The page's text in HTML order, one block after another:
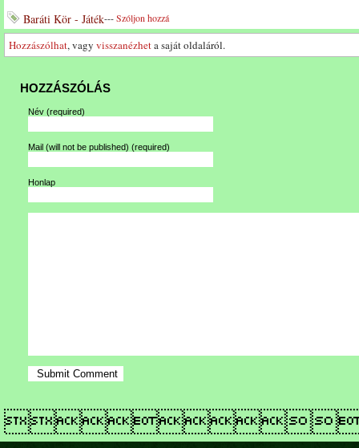
Baráti Kör - Játék---Szóljon hozzá
Hozzászólhat, vagy visszanézheta saját oldaláról.
HOZZÁSZÓLÁS
Név (required)
Mail (will not be published) (required)
Honlap